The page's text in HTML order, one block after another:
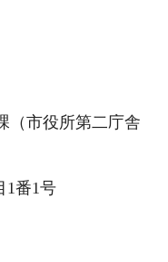
（市役所第二庁舎
1番1号